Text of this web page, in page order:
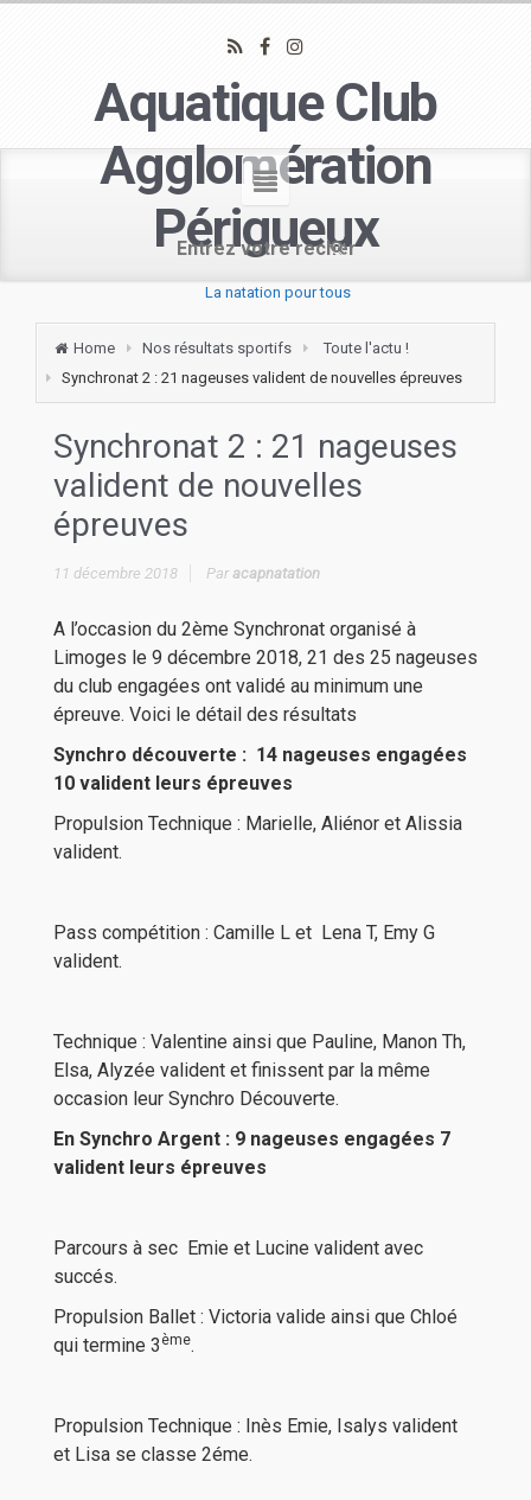
Aquatique Club
Agglomération
Périgueux
La natation pour tous
Home Nos résultats sportifs
Toute l'actu !
Synchronat 2 : 21 nageuses valident de nouvelles épreuves
Synchronat 2 : 21 nageuses
valident de nouvelles
épreuves
11 décembre 2018 Paracapnatation
A l’occasion du 2ème Synchronat organisé à
Limoges le 9 décembre 2018, 21 des 25 nageuses
du club engagées ont validé au minimum une
épreuve. Voici le détail des résultats
Synchro découverte : 14 nageuses engagées
10 valident leurs épreuves
Propulsion Technique : Marielle, Aliénor et Alissia
valident.
Pass compétition : Camille L et Lena T, Emy G
valident.
Technique : Valentine ainsi que Pauline, Manon Th,
Elsa, Alyzée valident et finissent par la même
occasion leur Synchro Découverte.
En Synchro Argent : 9 nageuses engagées 7
valident leurs épreuves
Parcours à sec Emie et Lucine valident avec
succés.
Propulsion Ballet : Victoria valide ainsi que Chloé
qui termine 3 ème.
Propulsion Technique : Inès Emie, Isalys valident
et Lisa se classe 2éme.